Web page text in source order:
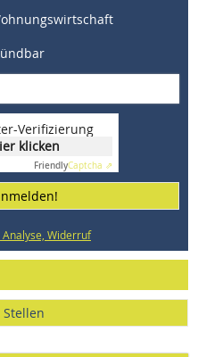
Verifizierung
klicken
FriendlyCaptcha ⇗
Widerruf